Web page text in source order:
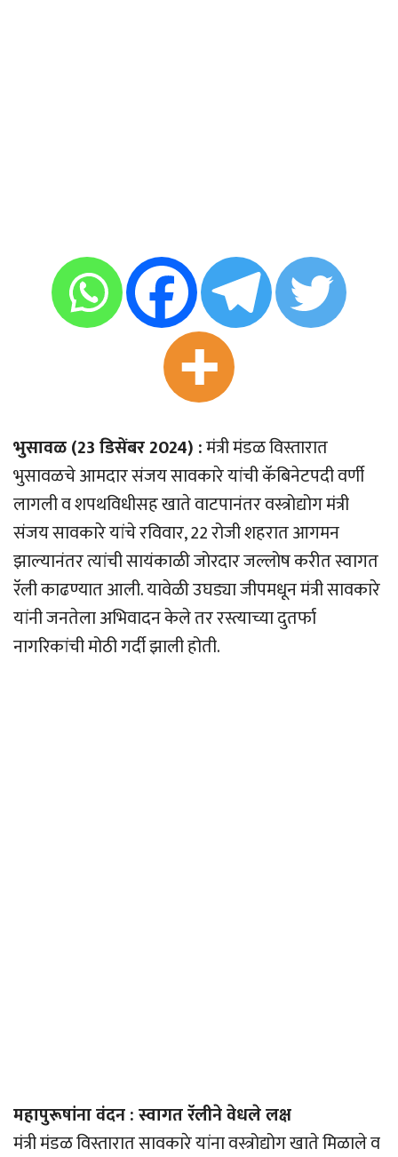
भुसावळ (23 डिसेंबर 2024) :मंत्री मंडळ विस्तारात
भुसावळचे आमदार संजय सावकारे यांची कॅबिनेटपदी वर्णी
लागली व शपथविधीसह खाते वाटपानंतर वस्त्रोद्योग मंत्री
संजय सावकारे यांचे रविवार, 22 रोजी शहरात आगमन
झाल्यानंतर त्यांची सायंकाळी जोरदार जल्लोष करीत स्वागत
रॅली काढण्यात आली. यावेळी उघड्या जीपमधून मंत्री सावकारे
यांनी जनतेला अभिवादन केले तर रस्त्याच्या दुतर्फा
नागरिकांची मोठी गर्दी झाली होती.
महापुरूषांना वंदन : स्वागत रॅलीने वेधले लक्ष
मंत्री मंडळ विस्तारात सावकारे यांना वस्त्रोद्योग खाते मिळाले व